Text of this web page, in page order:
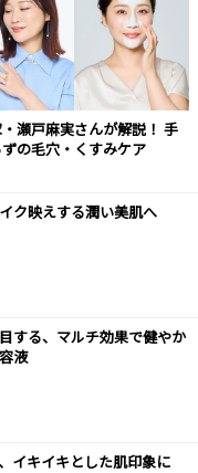
瀬戸麻実さんが解説！ 手
の毛穴・くすみケア
ク映えする潤い美肌へ
する、マルチ効果で健やか
液
イキイキとした肌印象に